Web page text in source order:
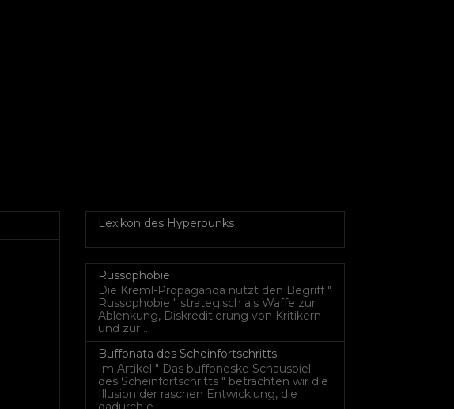
Lexikon des Hyperpunks
Russophobie
Die Kreml-Propaganda nutzt den Begriff "
Russophobie " strategisch als Waffe zur
Ablenkung, Diskreditierung von Kritikern
und zur ...
Buffonata des Scheinfortschritts
Im Artikel " Das buffoneske Schauspiel
des Scheinfortschritts " betrachten wir die
Illusion der raschen Entwicklung, die